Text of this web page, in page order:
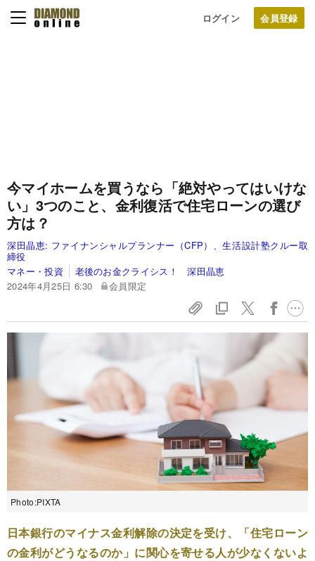
ログイン
今マイホームを買うなら「絶対やってはいけな
い」3つのこと、金利復活で住宅ローンの選び
方は？
深田晶恵: ファイナンシャルプランナー（CFP）、生活設計塾クルー取
締役
マネー・投資
老後のお金クライシス！ 深田晶恵
2024年4月25日 6:30
会員限定
Photo:PIXTA
日本銀行のマイナス金利解除の決定を受け、「住宅ローン
の金利がどうなるのか」に関心を寄せる人が少なくないよ